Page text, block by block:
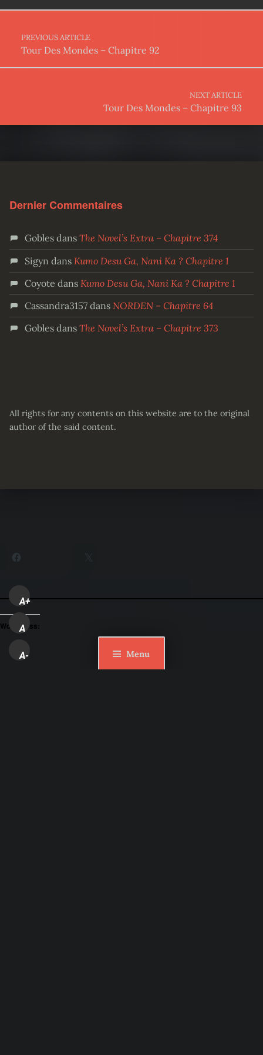
Menu
Post navigation
PREVIOUS ARTICLE
Tour Des Mondes – Chapitre 92
NEXT ARTICLE
Tour Des Mondes – Chapitre 93
Dernier Commentaires
Goblesdans The Novel’s Extra – Chapitre 374
Sigyn dans Kumo Desu Ga, Nani Ka ? Chapitre 1
Coyote dans Kumo Desu Ga, Nani Ka ? Chapitre 1
Cassandra3157dans NORDEN – Chapitre 64
Goblesdans The Novel’s Extra – Chapitre 373
All rights for any contents on this website are to the original
author of the said content.
A+
A
A-
WordPress: